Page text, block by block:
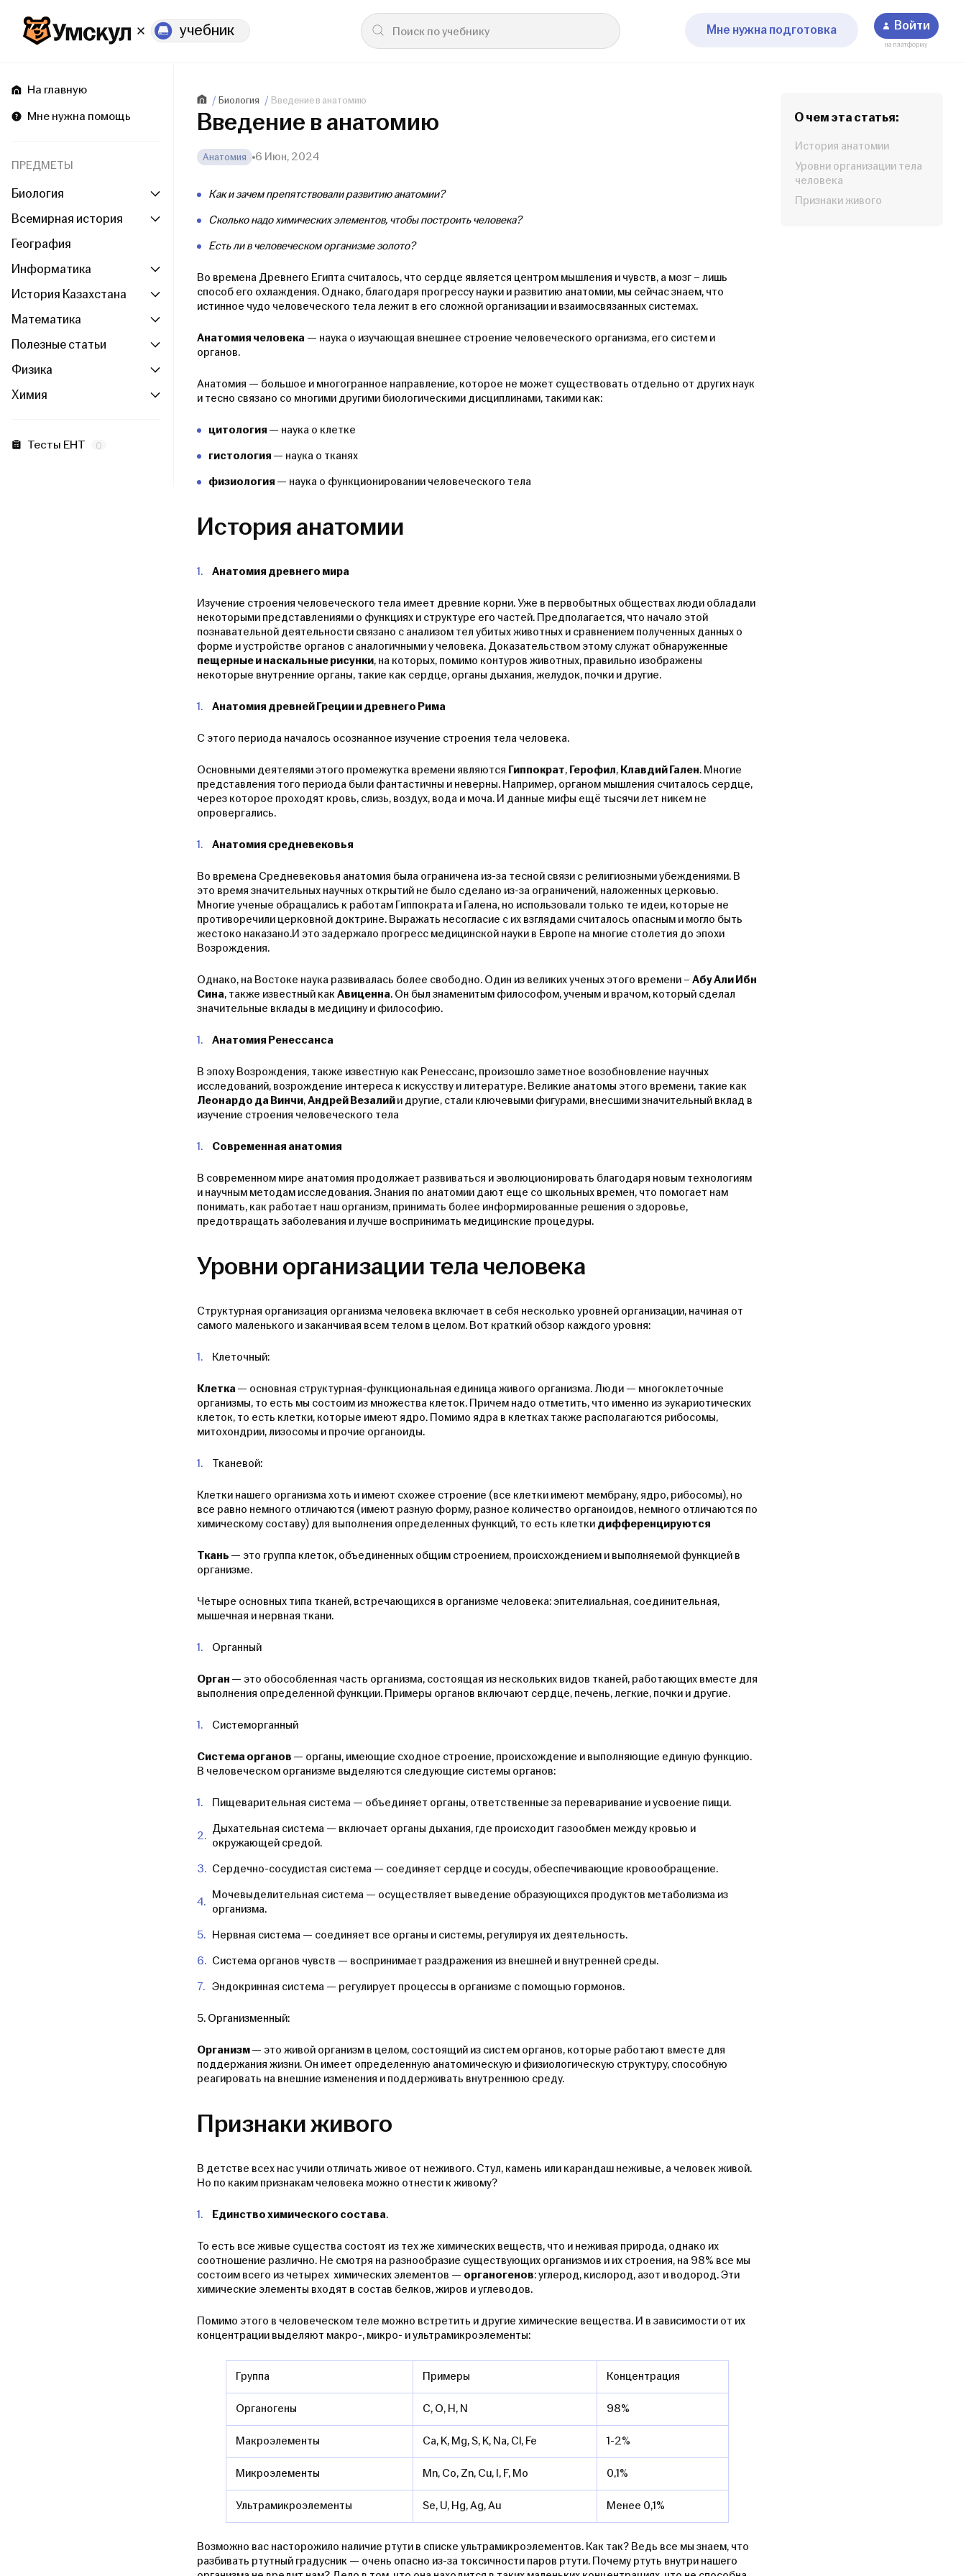
учебник Мне нужна подготовка Войти
на платформу
На главную
Мне нужна помощь
ПРЕДМЕТЫ
Биология
Всемирная история
География
Информатика
История Казахстана
Математика
Полезные статьи
Физика
Химия
Тесты ЕНТ 0
Биология Введение в анатомию
Введение в анатомию
Анатомия 6 Июн, 2024
Как и зачем препятствовали развитию анатомии?
Сколько надо химических элементов, чтобы построить человека?
Есть ли в человеческом организме золото?
Во времена Древнего Египта считалось, что сердце является центром мышления и чувств, а мозг – лишь
способ его охлаждения. Однако, благодаря прогрессу науки и развитию анатомии, мы сейчас знаем, что
истинное чудо человеческого тела лежит в его сложной организации и взаимосвязанных системах.
Анатомия человека — наука о изучающая внешнее строение человеческого организма, его систем и
органов.
Анатомия — большое и многогранное направление, которое не может существовать отдельно от других наук
и тесно связано со многими другими биологическими дисциплинами, такими как:
цитология — наука о клетке
гистология — наука о тканях
физиология — наука о функционировании человеческого тела
История анатомии
Анатомия древнего мира
Изучение строения человеческого тела имеет древние корни. Уже в первобытных обществах люди обладали
некоторыми представлениями о функциях и структуре его частей. Предполагается, что начало этой
познавательной деятельности связано с анализом тел убитых животных и сравнением полученных данных о
форме и устройстве органов с аналогичными у человека. Доказательством этому служат обнаруженные
пещерные и наскальные рисунки, на которых, помимо контуров животных, правильно изображены
некоторые внутренние органы, такие как сердце, органы дыхания, желудок, почки и другие.
Анатомия древней Греции и древнего Рима
С этого периода началось осознанное изучение строения тела человека.
Основными деятелями этого промежутка времени являются Гиппократ, Герофил, Клавдий Гален. Многие
представления того периода были фантастичны и неверны. Например, органом мышления считалось сердце,
через которое проходят кровь, слизь, воздух, вода и моча. И данные мифы ещё тысячи лет никем не
опровергались.
Анатомия средневековья
Во времена Средневековья анатомия была ограничена из-за тесной связи с религиозными убеждениями. В
это время значительных научных открытий не было сделано из-за ограничений, наложенных церковью.
Многие ученые обращались к работам Гиппократа и Галена, но использовали только те идеи, которые не
противоречили церковной доктрине. Выражать несогласие с их взглядами считалось опасным и могло быть
жестоко наказано.И это задержало прогресс медицинской науки в Европе на многие столетия до эпохи
Возрождения.
Однако, на Востоке наука развивалась более свободно. Один из великих ученых этого времени – Абу Али Ибн
Сина, также известный какАвиценна. Он был знаменитым философом, ученым и врачом, который сделал
значительные вклады в медицину и философию.
Анатомия Ренессанса
В эпоху Возрождения, также известную как Ренессанс, произошло заметное возобновление научных
исследований, возрождение интереса к искусству и литературе. Великие анатомы этого времени, такие как
Леонардо да Винчи,Андрей Везалийи другие, стали ключевыми фигурами, внесшими значительный вклад в
изучение строения человеческого тела
Современная анатомия
В современном мире анатомия продолжает развиваться и эволюционировать благодаря новым технологиям
и научным методам исследования. Знания по анатомии дают еще со школьных времен, что помогает нам
понимать, как работает наш организм, принимать более информированные решения о здоровье,
предотвращать заболевания и лучше воспринимать медицинские процедуры.
Уровни организации тела человека
Структурная организация организма человека включает в себя несколько уровней организации, начиная от
самого маленького и заканчивая всем телом в целом. Вот краткий обзор каждого уровня:
Клеточный:
Клетка— основная структурная-функциональная единица живого организма. Люди — многоклеточные
организмы, то есть мы состоим из множества клеток. Причем надо отметить, что именно из эукариотических
клеток, то есть клетки, которые имеют ядро. Помимо ядра в клетках также располагаются рибосомы,
митохондрии, лизосомы и прочие органоиды.
Тканевой:
Клетки нашего организма хоть и имеют схожее строение (все клетки имеют мембрану, ядро, рибосомы), но
все равно немного отличаются (имеют разную форму, разное количество органоидов, немного отличаются по
химическому составу) для выполнения определенных функций, то есть клетки дифференцируются
Ткань — это группа клеток, объединенных общим строением, происхождением и выполняемой функцией в
организме.
Четыре основных типа тканей, встречающихся в организме человека: эпителиальная, соединительная,
мышечная и нервная ткани.
Органный
Орган — это обособленная часть организма, состоящая из нескольких видов тканей, работающих вместе для
выполнения определенной функции. Примеры органов включают сердце, печень, легкие, почки и другие.
Системорганный
Система органов — органы, имеющие сходное строение, происхождение и выполняющие единую функцию.
В человеческом организме выделяются следующие системы органов:
Пищеварительная система — объединяет органы, ответственные за переваривание и усвоение пищи.
Дыхательная система — включает органы дыхания, где происходит газообмен между кровью и
окружающей средой.
Сердечно-сосудистая система — соединяет сердце и сосуды, обеспечивающие кровообращение.
Мочевыделительная система — осуществляет выведение образующихся продуктов метаболизма из
организма.
Нервная система — соединяет все органы и системы, регулируя их деятельность.
Система органов чувств — воспринимает раздражения из внешней и внутренней среды.
Эндокринная система — регулирует процессы в организме с помощью гормонов.
5. Организменный:
Организм— это живой организм в целом, состоящий из систем органов, которые работают вместе для
поддержания жизни. Он имеет определенную анатомическую и физиологическую структуру, способную
реагировать на внешние изменения и поддерживать внутреннюю среду.
Признаки живого
В детстве всех нас учили отличать живое от неживого. Стул, камень или карандаш неживые, а человек живой.
Но по каким признакам человека можно отнести к живому?
Единство химического состава.
То есть все живые существа состоят из тех же химических веществ, что и неживая природа, однако их
соотношение различно. Не смотря на разнообразие существующих организмов и их строения, на 98% все мы
состоим всего из четырех химических элементов — органогенов: углерод, кислород, азот и водород. Эти
химические элементы входят в состав белков, жиров и углеводов.
Помимо этого в человеческом теле можно встретить и другие химические вещества. И в зависимости от их
концентрации выделяют макро-, микро- и ультрамикроэлементы:
Группа Примеры Концентрация
Органогены C, O, H, N 98%
Макроэлементы Ca, K, Mg, S, K, Na, Cl, Fe 1-2%
Микроэлементы Mn, Co, Zn, Cu, I, F, Mo 0,1%
Ультрамикроэлементы Se, U, Hg, Ag, Au Менее 0,1%
Возможно вас насторожило наличие ртути в списке ультрамикроэлементов. Как так? Ведь все мы знаем, что
разбивать ртутный градусник — очень опасно из-за токсичности паров ртути. Почему ртуть внутри нашего
О чем эта статья:
История анатомии
Уровни организации тела
человека
Признаки живого